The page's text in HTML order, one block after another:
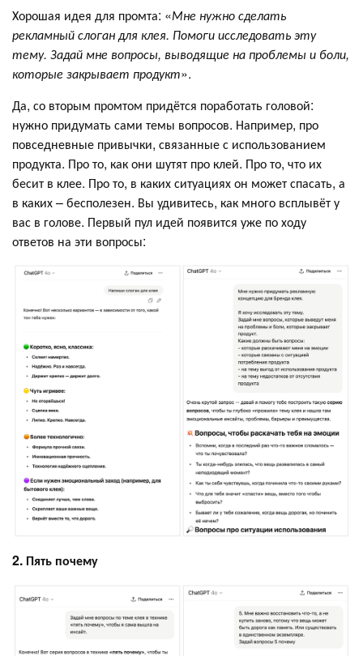
Хорошая идея для промта: «Мне нужно сделать
рекламный слоган для клея. Помоги исследовать эту
тему. Задай мне вопросы, выводящие на проблемы и боли,
которые закрывает продукт».
Да, со вторым промтом придётся поработать головой:
нужно придумать сами темы вопросов. Например, про
повседневные привычки, связанные с использованием
продукта. Про то, как они шутят про клей. Про то, что их
бесит в клее. Про то, в каких ситуациях он может спасать, а
в каких – бесполезен. Вы удивитесь, как много всплывёт у
вас в голове. Первый пул идей появится уже по ходу
ответов на эти вопросы:
2. Пять почему